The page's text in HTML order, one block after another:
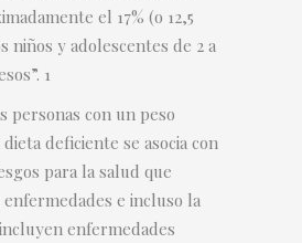
el 17% (o 12,5
niños y adolescentes de 2 a
1
personas con un peso
deficiente se asocia con
para la salud que
e incluso la
enfermedades